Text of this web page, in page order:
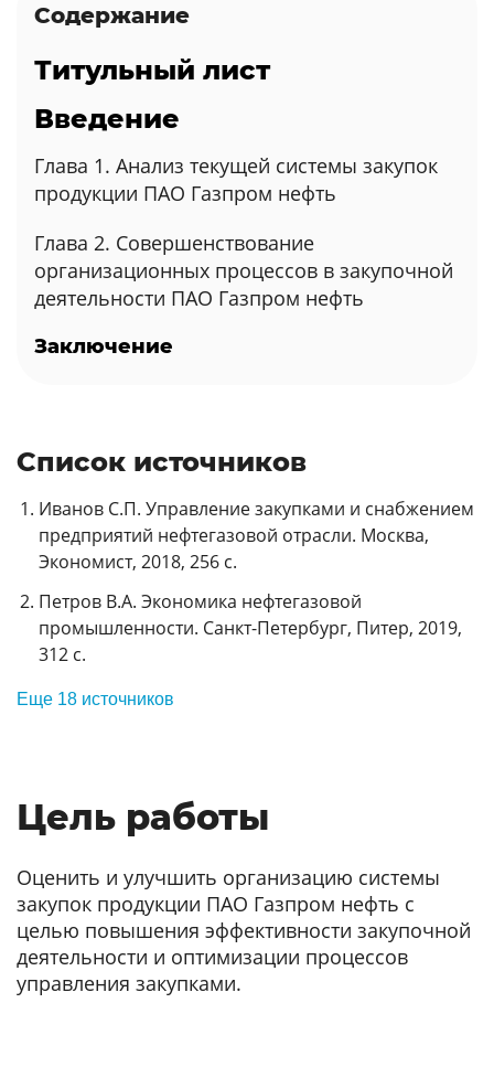
Содержание
Титульный лист
Введение
Глава 1. Анализ текущей системы закупок
продукции ПАО Газпром нефть
Глава 2. Совершенствование
организационных процессов в закупочной
деятельности ПАО Газпром нефть
Заключение
Список источников
Иванов С.П. Управление закупками и снабжением
предприятий нефтегазовой отрасли. Москва,
Экономист, 2018, 256 с.
Петров В.А. Экономика нефтегазовой
промышленности. Санкт-Петербург, Питер, 2019,
312 с.
Еще 18 источников
Цель работы
Оценить и улучшить организацию системы
закупок продукции ПАО Газпром нефть с
целью повышения эффективности закупочной
деятельности и оптимизации процессов
управления закупками.